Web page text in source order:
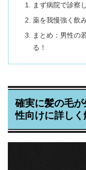
まず病院で診察
薬を我慢強く飲
まとめ：男性の
る！
確実に髪の毛
性向けに詳しく